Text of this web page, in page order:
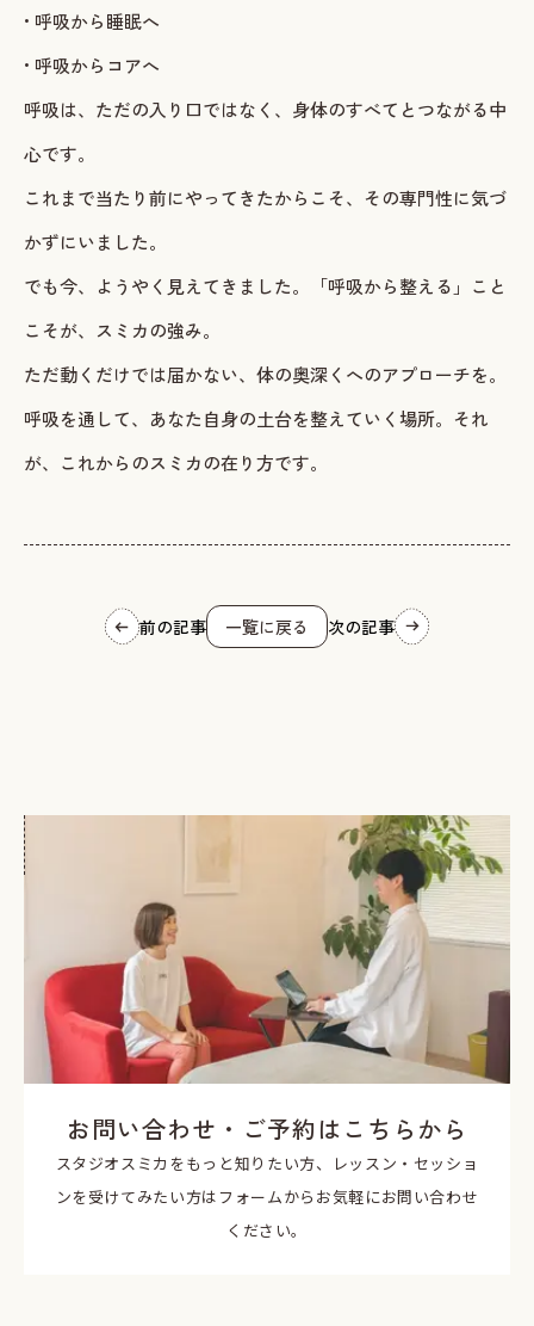
• 呼吸から睡眠へ
• 呼吸からコアへ
呼吸は、ただの入り口ではなく、身体のすべてとつながる中
心です。
これまで当たり前にやってきたからこそ、その専門性に気づ
かずにいました。
でも今、ようやく見えてきました。「呼吸から整える」こと
こそが、スミカの強み。
ただ動くだけでは届かない、体の奥深くへのアプローチを。
呼吸を通して、あなた自身の土台を整えていく場所。それ
が、これからのスミカの在り方です。
前の記事 一覧に戻る 次の記事
お問い合わせ・ご予約はこちらから
スタジオスミカをもっと知りたい方、レッスン・セッショ
ンを受けてみたい方はフォームからお気軽にお問い合わせ
ください。